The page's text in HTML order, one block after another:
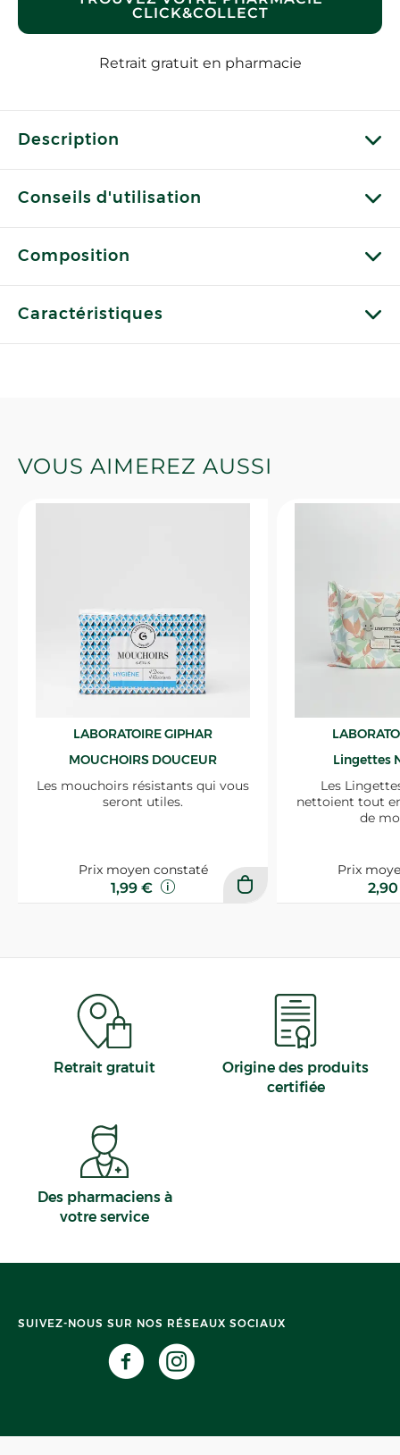
CLICK&COLLECT
Retrait gratuit en pharmacie
Description
Conseils d'utilisation
Composition
Caractéristiques
VOUS AIMEREZ AUSSI
LABORATOIRE GIPHAR
MOUCHOIRS DOUCEUR
Les mouchoirs résistants qui vous
seront utiles.
Prix moyen constaté
1,99 €
Lingettes
Les
nettoient tout
de
Prix
Retrait gratuit
Origine des produits
certifiée
Des pharmaciens à
votre service
SUIVEZ-NOUS SUR NOS RÉSEAUX SOCIAUX